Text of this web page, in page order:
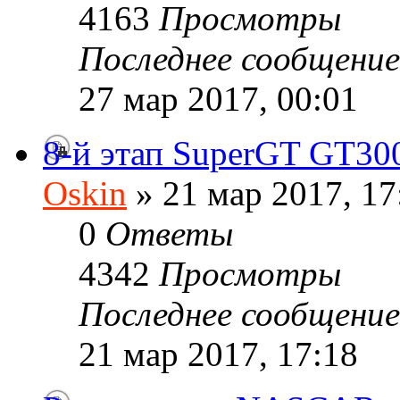
4163 Просмотры
Последнее
27 мар 2017, 00:01
8-й этап SuperGT
Oskin » 21 мар 2017,
0 Ответы
4342 Просмотры
Последнее
21 мар 2017, 17:18